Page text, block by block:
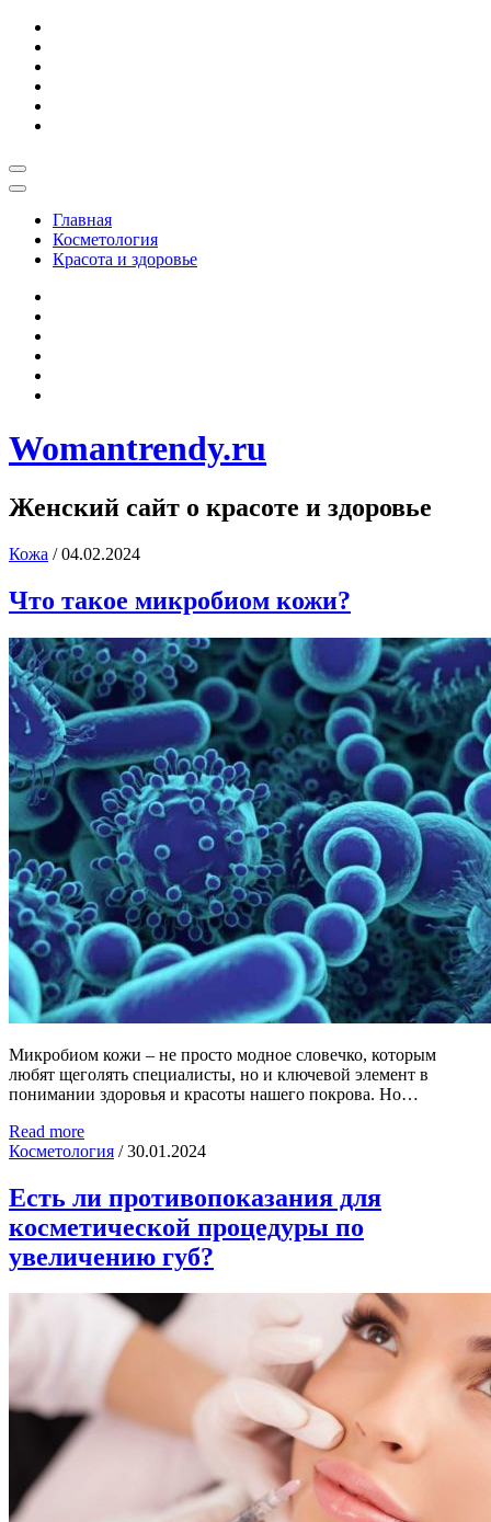
Skip
content
Главная
Косметология
Красота и здоровье
Womantrendy.ru
Женский сайт о красоте и здоровье
Кожа / 04.02.2024
Что такое микробиом кожи?
Микробиом кожи – не просто модное словечко, которым
любят щеголять специалисты, но и ключевой элемент в
понимании здоровья и красоты нашего покрова. Но…
Read more
Косметология / 30.01.2024
Есть ли противопоказания для
косметической процедуры по
увеличению губ?